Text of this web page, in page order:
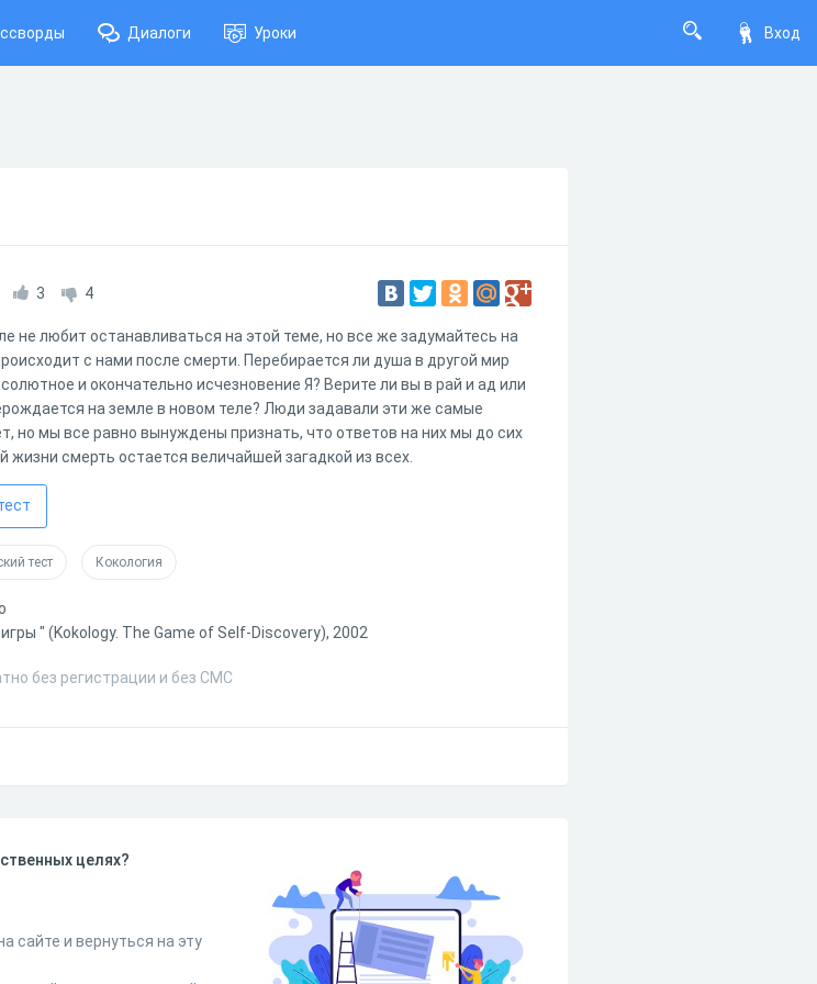
Вход
Диалоги Уроки
3 4
не любит останавливаться на этой теме, но все же задумайтесь на
с нами после смерти. Перебирается ли душа в другой мир
и окончательно исчезновение Я? Верите ли вы в рай и ад или
на земле в новом теле? Люди задавали эти же самые
но мы все равно вынуждены признать, что ответов на них мы до сих
жизни смерть остается величайшей загадкой из всех.
тест Кокология
" (Kokology. The Game of Self-Discovery), 2002
без регистрации и без СМС
целях?
сайте и вернуться на эту